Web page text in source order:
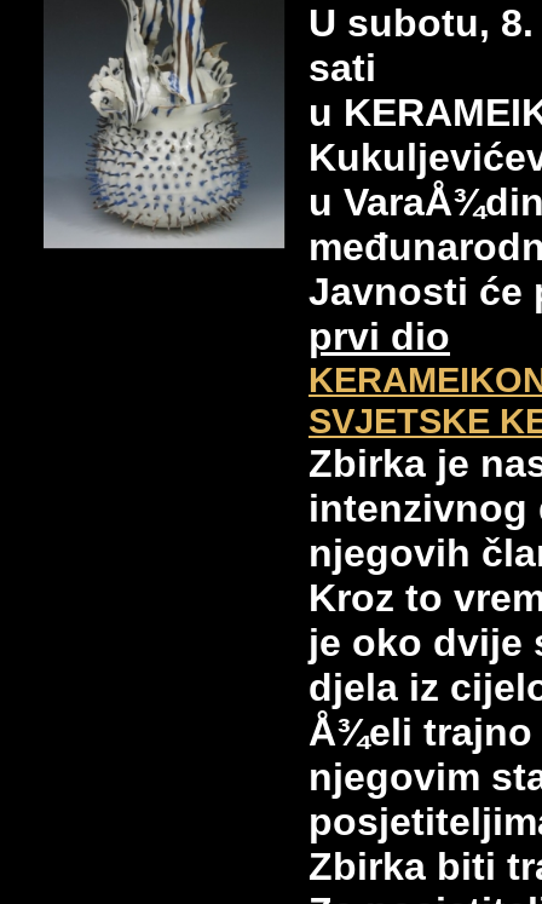
U subotu,
sati
u
u
Javnosti će
prvi dio
SVJETSKE
Zbirka je
intenzivnog
njegovih
Kroz to
je oko dvije
djela iz
Å¾eli trajno
njegovim
Zbirka biti